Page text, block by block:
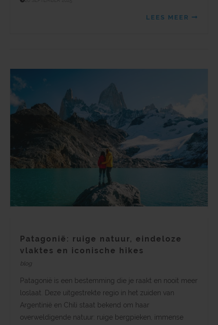
LEES MEER
Patagonië: ruige natuur, eindeloze
vlaktes en iconische hikes
blog
Patagonië is een bestemming die je raakt en nooit meer
loslaat. Deze uitgestrekte regio in het zuiden van
Argentinië en Chili staat bekend om haar
overweldigende natuur: ruige bergpieken, immense